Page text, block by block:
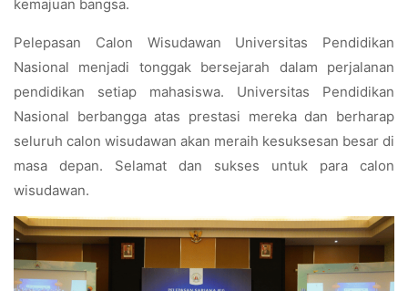
kemajuan bangsa.
Pelepasan Calon Wisudawan Universitas Pendidikan
Nasional menjadi tonggak bersejarah dalam perjalanan
pendidikan setiap mahasiswa. Universitas Pendidikan
Nasional berbangga atas prestasi mereka dan berharap
seluruh calon wisudawan akan meraih kesuksesan besar di
masa depan. Selamat dan sukses untuk para calon
wisudawan.